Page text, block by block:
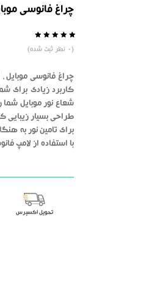
چراغ فانوسی
از
50
رای
دهنده
(
0 نظر ثبت شده)
چراغ فانوسی موبایل
کاربرد زیادی
شعاع نور موبایل
طراحی بسیار
برای تامین نور به
با استفاده از لامپ
تحویل اکسپرس